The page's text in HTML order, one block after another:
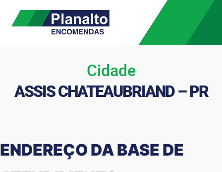
Cidade
ASSIS CHATEAUBRIAND – PR
ENDEREÇO DA BASE DE